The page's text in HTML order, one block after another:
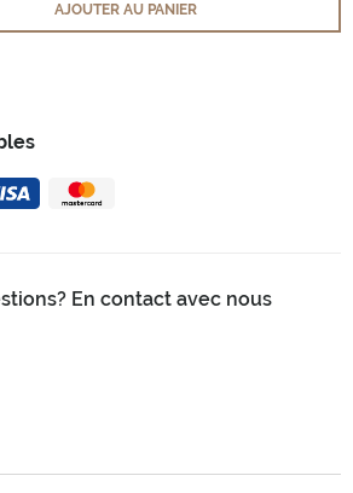
En contact avec nous
AJOUTER AU PANIER